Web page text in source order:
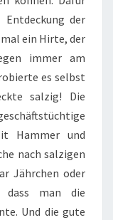
der
ein Hirte, der
immer am
es selbst
salzig! Die
Hammer und
nach salzigen
Jährchen oder
dass man die
Und die gute